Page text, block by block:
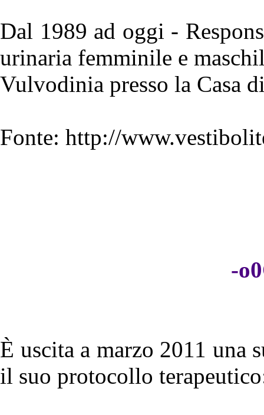
Dal 1989 ad oggi -
urinaria femminile e
Vulvodinia presso la Casa
Fonte: http://
-
È uscita a marzo 2011 una
il suo protocollo